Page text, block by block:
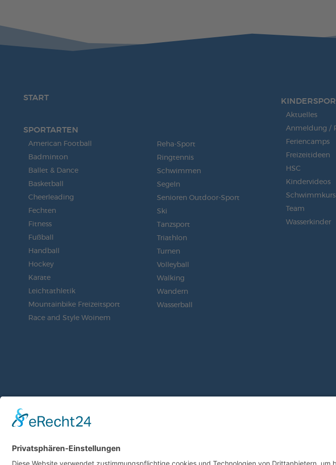
START
SPORTARTEN
American Football
Badminton
Ballet & Dance
Basketball
Cheerleading
Fechten
Fitness
Fußball
Handball
Hockey
Karate
Leichtathletik
Mountainbike Freizeitsport
Race and Style Woinem
Reha-Sport
Ringtennis
Schwimmen
Segeln
Senioren Outdoor-Sport
Ski
Tanzsport
Triathlon
Turnen
Volleyball
Walking
Wandern
Wasserball
Aktuelles
Anmeldung /
Feriencamps
Freizeitideen
HSC
Kindervideos
Schwimmkurs
Team
Wasserkinder
ZUR